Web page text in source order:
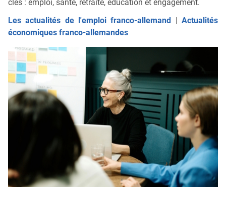
clés : emploi, santé, retraite, éducation et engagement.
Les actualités de l'emploi franco-allemand
|Actualités
économiques franco-allemandes